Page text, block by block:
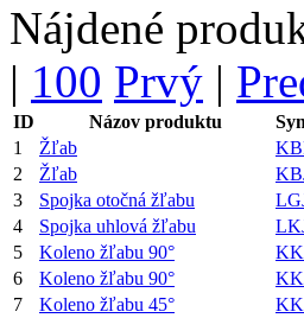
Nájdené
| 100 Prvý |
ID Názov produktu
1
Žľab
2
Žľab
3
Spojka otočná žľabu
4
Spojka uhlová žľabu
5
Koleno žľabu 90°
6
Koleno žľabu 90°
7
Koleno žľabu 45°